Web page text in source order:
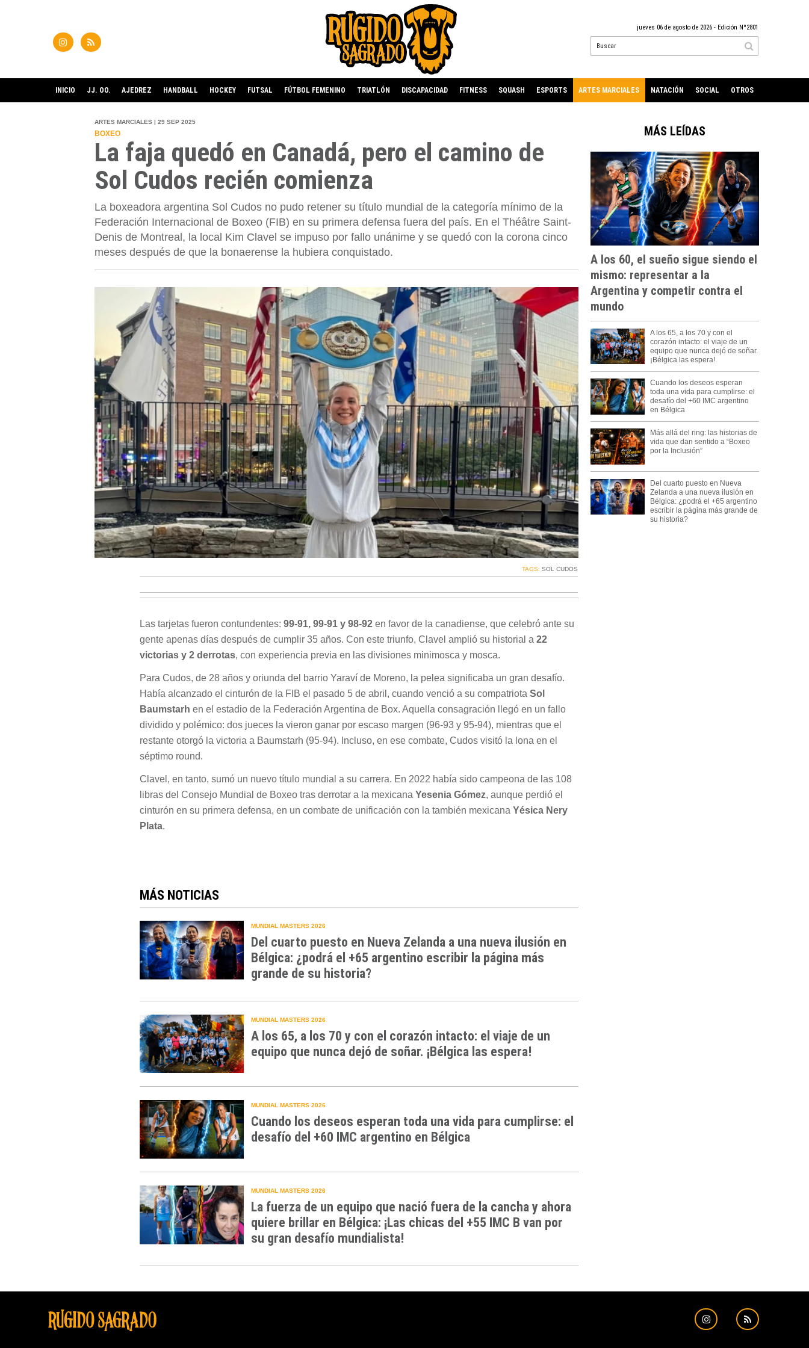
jueves 06 de agosto de 2026 - Edición Nº2801
INICIO JJ. OO. AJEDREZ HANDBALL HOCKEY FUTSAL FÚTBOL FEMENINO TRIATLÓN DISCAPACIDAD FITNESS SQUASH ESPORTS ARTES MARCIALES NATACIÓN SOCIAL OTROS
ARTES MARCIALES | 29 SEP 2025
BOXEO
La faja quedó en Canadá, pero el camino de
Sol Cudos recién comienza
La boxeadora argentina Sol Cudos no pudo retener su título mundial de la categoría mínimo de la
Federación Internacional de Boxeo (FIB) en su primera defensa fuera del país. En el Théâtre Saint-
Denis de Montreal, la local Kim Clavel se impuso por fallo unánime y se quedó con la corona cinco
meses después de que la bonaerense la hubiera conquistado.
TAGS:SOL CUDOS
Las tarjetas fueron contundentes: 99-91, 99-91 y 98-92en favor de la canadiense, que celebró ante su
gente apenas días después de cumplir 35 años. Con este triunfo, Clavel amplió su historial a 22
victorias y 2 derrotas, con experiencia previa en las divisiones minimosca y mosca.
Para Cudos, de 28 años y oriunda del barrio Yaraví de Moreno, la pelea significaba un gran desafío.
Había alcanzado el cinturón de la FIB el pasado 5 de abril, cuando venció a su compatriota Sol
Baumstarh en el estadio de la Federación Argentina de Box. Aquella consagración llegó en un fallo
dividido y polémico: dos jueces la vieron ganar por escaso margen (96-93 y 95-94), mientras que el
restante otorgó la victoria a Baumstarh (95-94). Incluso, en ese combate, Cudos visitó la lona en el
séptimo round.
Clavel, en tanto, sumó un nuevo título mundial a su carrera. En 2022 había sido campeona de las 108
libras del Consejo Mundial de Boxeo tras derrotar a la mexicana Yesenia Gómez, aunque perdió el
cinturón en su primera defensa, en un combate de unificación con la también mexicana Yésica Nery
Plata.
MÁS NOTICIAS
MUNDIAL MASTERS 2026
Del cuarto puesto en Nueva Zelanda a una nueva ilusión en
Bélgica: ¿podrá el +65 argentino escribir la página más
grande de su historia?
MUNDIAL MASTERS 2026
A los 65, a los 70 y con el corazón intacto: el viaje de un
equipo que nunca dejó de soñar. ¡Bélgica las espera!
MUNDIAL MASTERS 2026
Cuando los deseos esperan toda una vida para cumplirse: el
desafío del +60 IMC argentino en Bélgica
MUNDIAL MASTERS 2026
La fuerza de un equipo que nació fuera de la cancha y ahora
quiere brillar en Bélgica: ¡Las chicas del +55 IMC B van por
su gran desafío mundialista!
MÁS LEÍDAS
A los 60, el sueño sigue siendo el
mismo: representar a la
Argentina y competir contra el
mundo
A los 65, a los 70 y con el
corazón intacto: el viaje de un
equipo que nunca dejó de soñar.
¡Bélgica las espera!
Cuando los deseos esperan
toda una vida para cumplirse: el
desafío del +60 IMC argentino
en Bélgica
Más allá del ring: las historias de
vida que dan sentido a “Boxeo
por la Inclusión”
Del cuarto puesto en Nueva
Zelanda a una nueva ilusión en
Bélgica: ¿podrá el +65 argentino
escribir la página más grande de
su historia?